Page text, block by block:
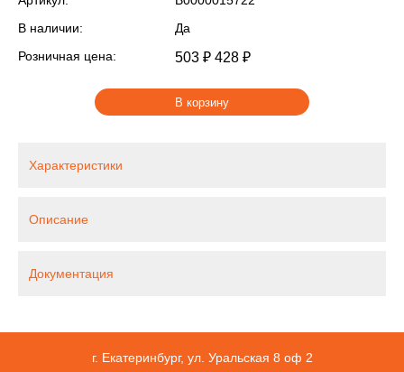
В наличии:
Да
Розничная цена:
503 ₽ 428 ₽
В корзину
Характеристики
Описание
Документация
г. Екатеринбург, ул. Уральская 8 оф 2